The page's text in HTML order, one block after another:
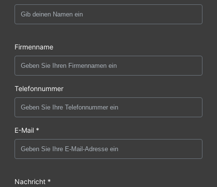
Firmenname
Telefonnummer
E-Mail *
Nachricht *